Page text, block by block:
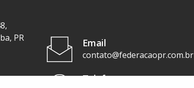
PR
Email
contato@federacaopr.com.br
Telefone